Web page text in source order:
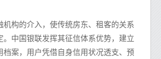
机构的介入，使传统房东、租客的关系
。中国银联发挥其征信体系优势，建立
档案，用户凭借自身信用状况透支、预